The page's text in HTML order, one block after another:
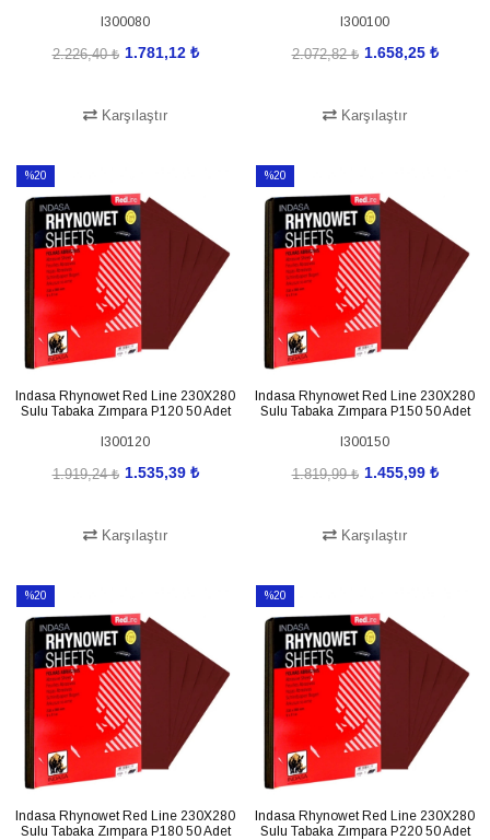
I300080
1.781,12 ₺
2.226,40 ₺
Karşılaştır
I300100
1.658,25 ₺
2.072,82 ₺
Karşılaştır
%20
İndirim
%20İndirim
Indasa Rhynowet Red Line 230X280
Sulu Tabaka Zımpara P120 50 Adet
I300120
1.535,39 ₺
1.919,24 ₺
Karşılaştır
%20
İndirim
%20İndirim
Indasa Rhynowet Red Line 230X280
Sulu Tabaka Zımpara P150 50 Adet
I300150
1.455,99 ₺
1.819,99 ₺
Karşılaştır
%20
İndirim
%20İndirim
Indasa Rhynowet Red Line 230X280
Sulu Tabaka Zımpara P180 50 Adet
%20
İndirim
%20İndirim
Indasa Rhynowet Red Line 230X280
Sulu Tabaka Zımpara P220 50 Adet